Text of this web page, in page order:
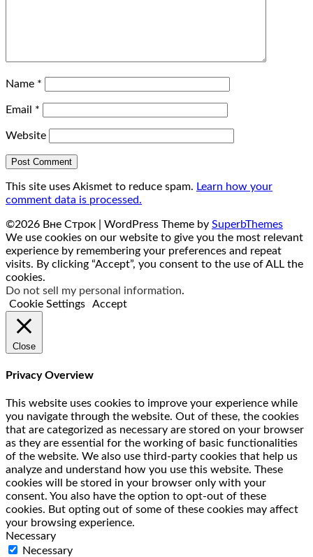
Name *
Email *
Website
This site uses Akismet to reduce spam. Learn how your
comment data is processed.
©2026 Вне Строк | WordPress Theme by SuperbThemes
We use cookies on our website to give you the most relevant
experience by remembering your preferences and repeat
visits. By clicking “Accept”, you consent to the use of ALL the
cookies.
Do not sell my personal information.
Cookie Settings
Accept
Close
Privacy Overview
This website uses cookies to improve your experience while
you navigate through the website. Out of these, the cookies
that are categorized as necessary are stored on your browser
as they are essential for the working of basic functionalities
of the website. We also use third-party cookies that help us
analyze and understand how you use this website. These
cookies will be stored in your browser only with your
consent. You also have the option to opt-out of these
cookies. But opting out of some of these cookies may affect
your browsing experience.
Necessary
Necessary